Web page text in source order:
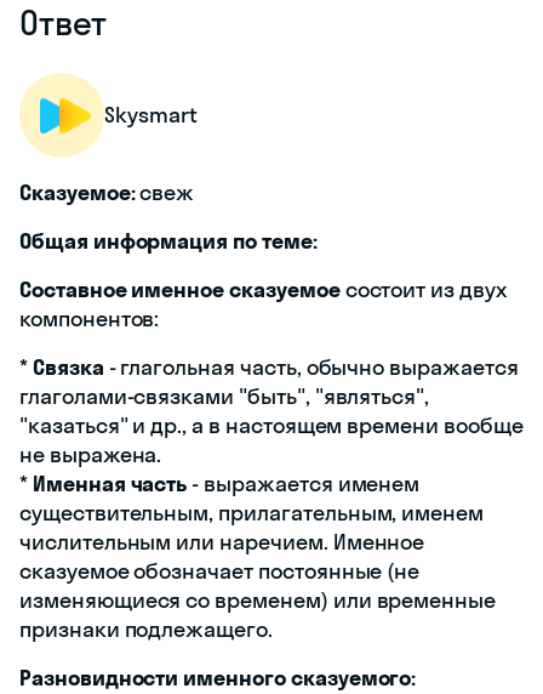
Ответ
Skysmart
Сказуемое:свеж
Общая информация по теме:
Составное именное сказуемоесостоит из двух
компонентов:
*Связка - глагольная часть, обычно выражается
глаголами-связками "быть", "являться",
"казаться" и др., а в настоящем времени вообще
не выражена.
* Именная часть - выражается именем
существительным, прилагательным, именем
числительным или наречием. Именное
сказуемое обозначает постоянные (не
изменяющиеся со временем) или временные
признаки подлежащего.
Разновидности именного сказуемого: